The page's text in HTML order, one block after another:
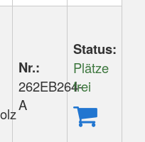
Nr.:
262EB264-
A
Status:
Plätze
frei